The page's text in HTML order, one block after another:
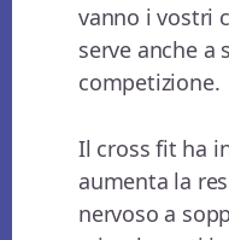
vanno i vostri
serve anche a
competizione.
Il cross fit ha
aumenta la
nervoso a